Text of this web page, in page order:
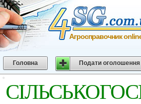
Агросправочник
Головна Подати оголошення